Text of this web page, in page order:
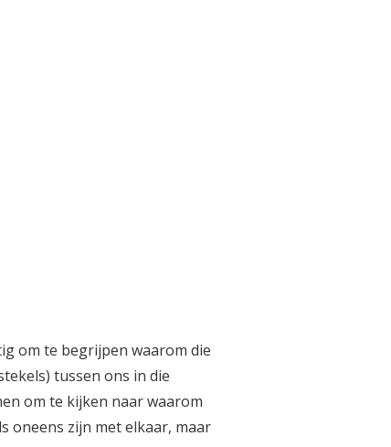
om te begrijpen waarom die
tussen ons in die
om te kijken naar waarom
oneens zijn met elkaar, maar